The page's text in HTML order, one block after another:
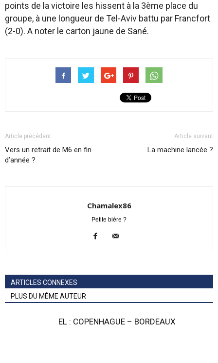
points de la victoire les hissent à la 3ème place du
groupe, à une longueur de Tel-Aviv battu par Francfort
(2-0). A noter le carton jaune de Sané.
Article précédent
Vers un retrait de M6 en fin
d’année ?
Article suivant
La machine lancée ?
Chamalex86
Petite bière ?
ARTICLES CONNEXES
PLUS DU MÊME AUTEUR
EL : COPENHAGUE – BORDEAUX